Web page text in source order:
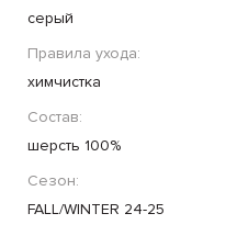
серый
Правила ухода:
химчистка
Состав:
шерсть 100%
Сезон:
FALL/WINTER 24-25